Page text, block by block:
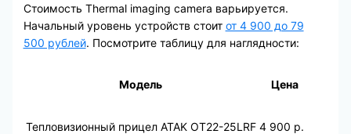
Стоимость Thermal imaging camera варьируется.
Начальный уровень устройств стоит от 4 900 до 79
500 рублей. Посмотрите таблицу для наглядности:
Модель Цена
Тепловизионный прицел ATAK OT22-25LRF 4 900 р.